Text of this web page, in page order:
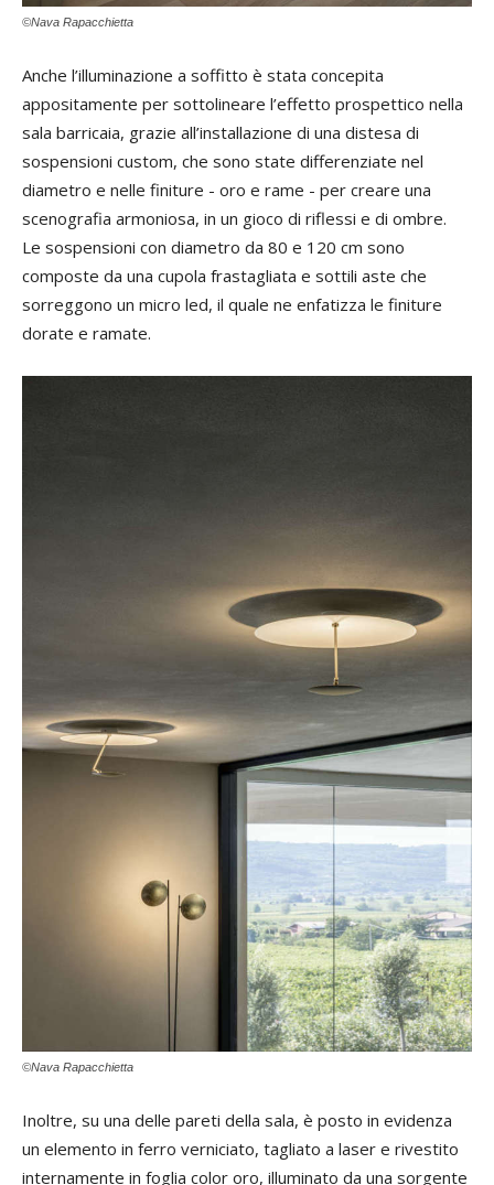
©Nava Rapacchietta
Anche l’illuminazione a soffitto è stata concepita
appositamente per sottolineare l’effetto prospettico nella
sala barricaia, grazie all’installazione di una distesa di
sospensioni custom, che sono state differenziate nel
diametro e nelle finiture - oro e rame - per creare una
scenografia armoniosa, in un gioco di riflessi e di ombre.
Le sospensioni con diametro da 80 e 120 cm sono
composte da una cupola frastagliata e sottili aste che
sorreggono un micro led, il quale ne enfatizza le finiture
dorate e ramate.
©Nava Rapacchietta
Inoltre, su una delle pareti della sala, è posto in evidenza
un elemento in ferro verniciato, tagliato a laser e rivestito
internamente in foglia color oro, illuminato da una sorgente